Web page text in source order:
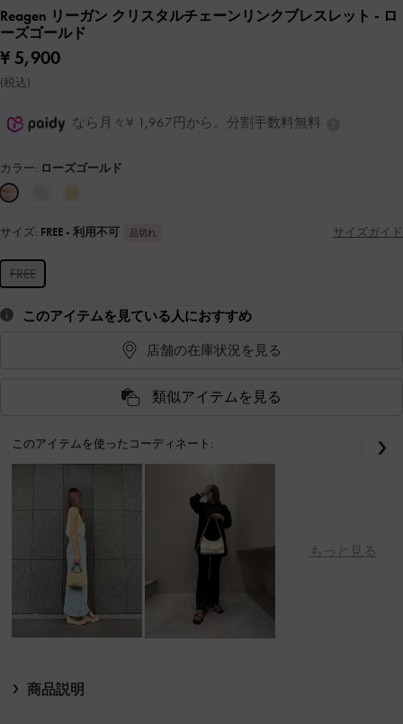
Reagen リーガン クリスタルチェーンリンクブレスレット - ロ
ーズゴールド
¥ 5,900
(税込)
なら月々¥ 1,967円から。分割手数料無料
カラー: ローズゴールド
サイズ: FREE - 利用不可 品切れ サイズガイド
FREE
このアイテムを見ている人におすすめ
店舗の在庫状況を見る
類似アイテムを見る
このアイテムを使ったコーディネート:
もっと見る
戻る
商品説明